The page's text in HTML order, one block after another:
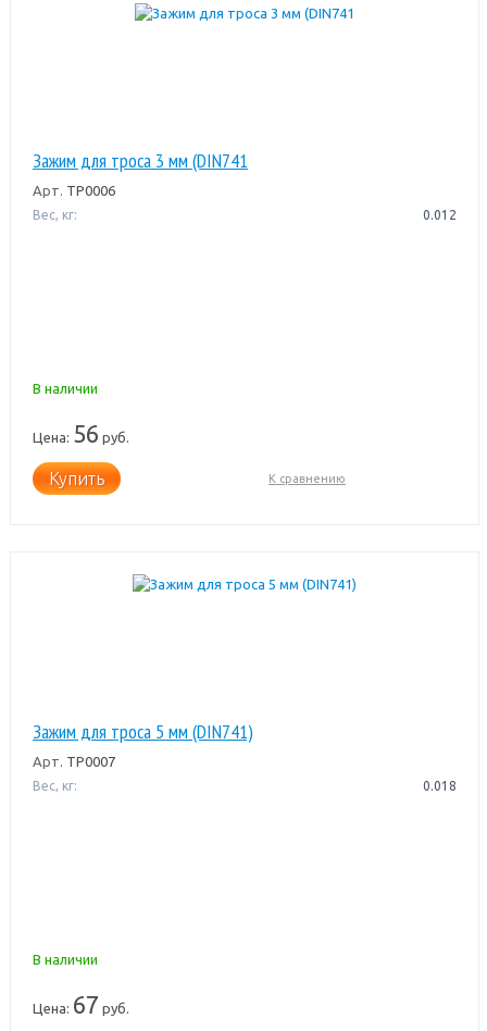
Зажим для троса 3 мм (DIN741
Арт. ТР0006
Вес, кг: 0.012
В наличии
Цена: 56 руб.
Купить К сравнению
Зажим для троса 5 мм (DIN741)
Арт. ТР0007
Вес, кг: 0.018
В наличии
Цена: 67 руб.